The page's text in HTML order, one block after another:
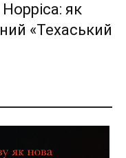
як
«Техаський